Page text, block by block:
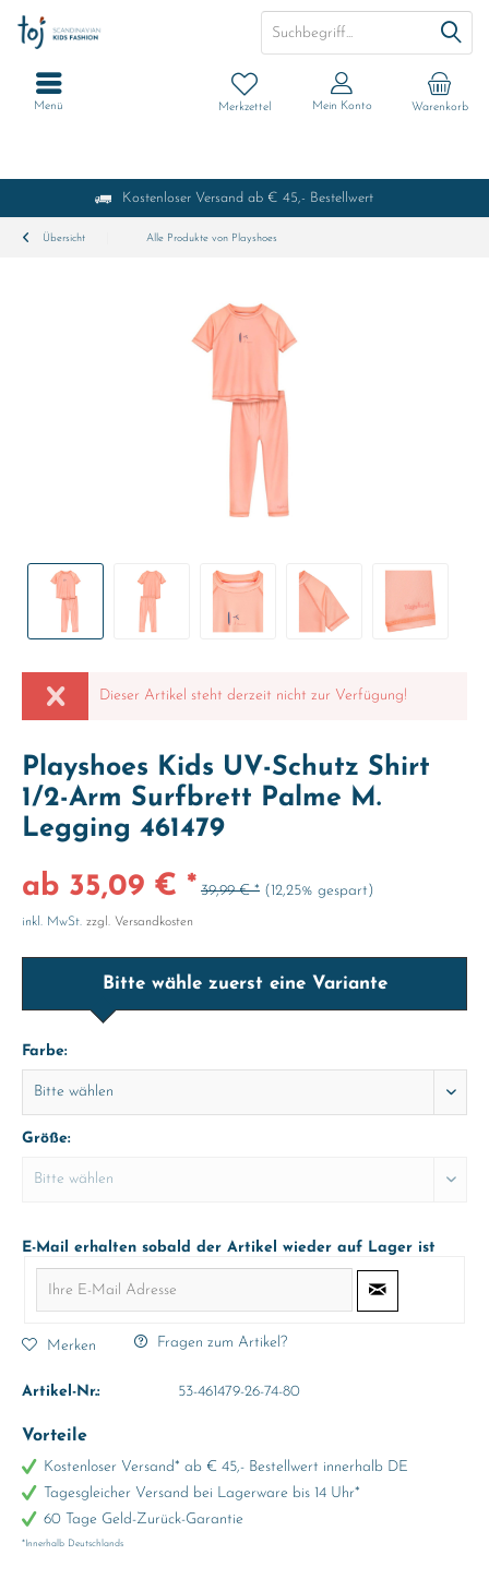
Kostenloser Versand ab € 45,- Bestellwert
Warenkorb
Merkzettel Mein Konto
Menü
Übersicht Alle Produkte von Playshoes
Dieser Artikel steht derzeit nicht zur Verfügung!
Playshoes Kids UV-Schutz Shirt
1/2-Arm Surfbrett Palme M.
Legging 461479
ab 35,09 € * 39,99 € * (12,25% gespart)
inkl. MwSt. zzgl. Versandkosten
Bitte wähle zuerst eine Variante
Farbe:
Größe:
E-Mail erhalten sobald der Artikel wieder auf Lager ist
Merken Fragen zum Artikel?
Artikel-Nr.: 53-461479-26-74-80
Vorteile
Kostenloser Versand* ab € 45,- Bestellwert innerhalb DE
Tagesgleicher Versand bei Lagerware bis 14 Uhr*
60 Tage Geld-Zurück-Garantie
*Innerhalb Deutschlands